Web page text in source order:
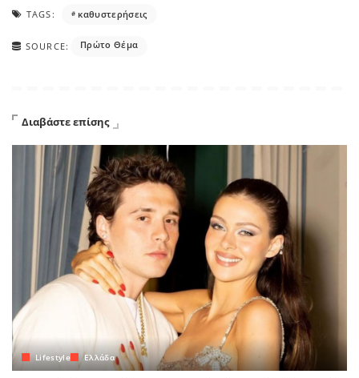
TAGS: καθυστερήσεις
SOURCE: Πρώτο Θέμα
Διαβάστε επίσης
Lifestyle Ελλάδα